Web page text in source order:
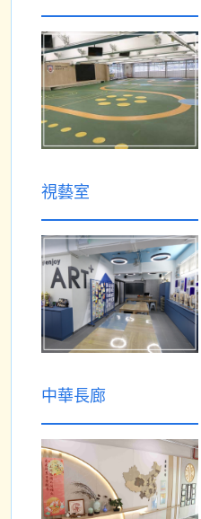
視藝室
中華長廊